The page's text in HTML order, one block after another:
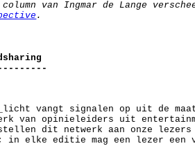
column van Ingmar de Lange
.
vangt signalen op uit de
van opinieleiders uit
dit netwerk aan onze
in elke editie mag een lezer een